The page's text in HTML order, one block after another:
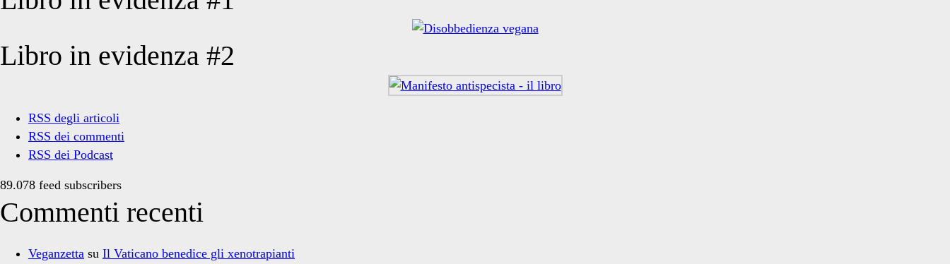
Libro in evidenza #2
RSS degli articoli
RSS dei commenti
RSS dei Podcast
89.078 feed subscribers
Commenti recenti
Veganzetta su Il Vaticano benedice gli xenotrapianti